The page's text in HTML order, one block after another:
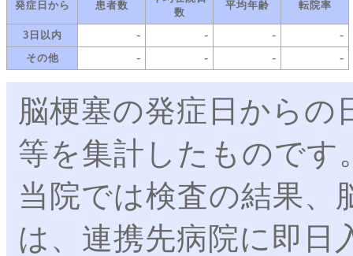
発症日から 患者数
数
平均年齢 転院率
3日以内 - - - -
その他 - - - -
脳梗塞の発症日からの
等を集計したものです
当院では検査の結果、
は、連携先病院に即日